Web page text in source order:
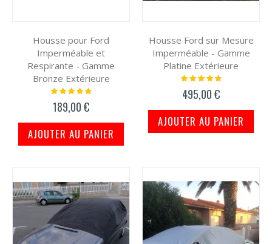
Housse pour Ford
Imperméable et
Respirante - Gamme
Bronze Extérieure
Notation:
189,00 €
AJOUTER AU PANIER
Housse Ford sur Mesure
Imperméable - Gamme
Platine Extérieure
Notation:
495,00 €
AJOUTER AU PANIER